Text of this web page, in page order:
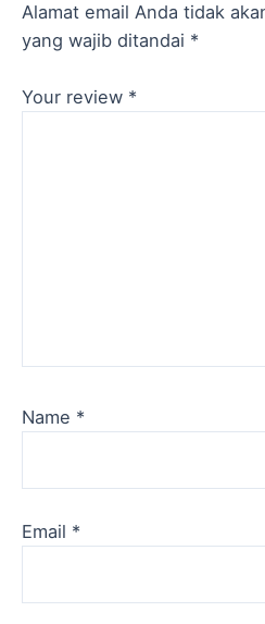
Alamat email Anda tidak
yang wajib ditandai *
Your review *
Name *
Email *